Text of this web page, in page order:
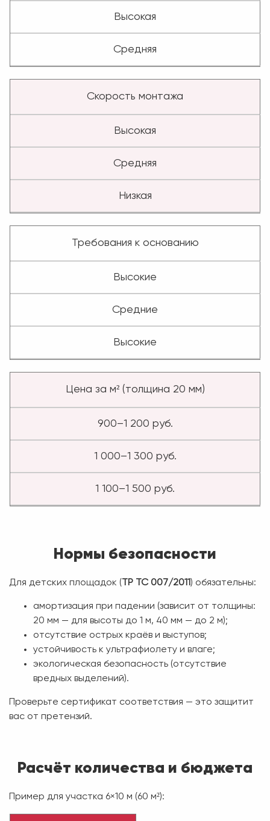
Высокая
Средняя
Скорость монтажа
Высокая
Средняя
Низкая
Требования к основанию
Высокие
Средние
Высокие
Цена за м² (толщина 20 мм)
900–1 200 руб.
1 000–1 300 руб.
1 100–1 500 руб.
Нормы безопасности
Для детских площадок (ТР ТС 007/2011) обязательны:
амортизация при падении (зависит от толщины:
20 мм — для высоты до 1 м, 40 мм — до 2 м);
отсутствие острых краёв и выступов;
устойчивость к ультрафиолету и влаге;
экологическая безопасность (отсутствие
вредных выделений).
Проверьте сертификат соответствия — это защитит
вас от претензий.
Расчёт количества и бюджета
Пример для участка 6×10 м (60 м²):